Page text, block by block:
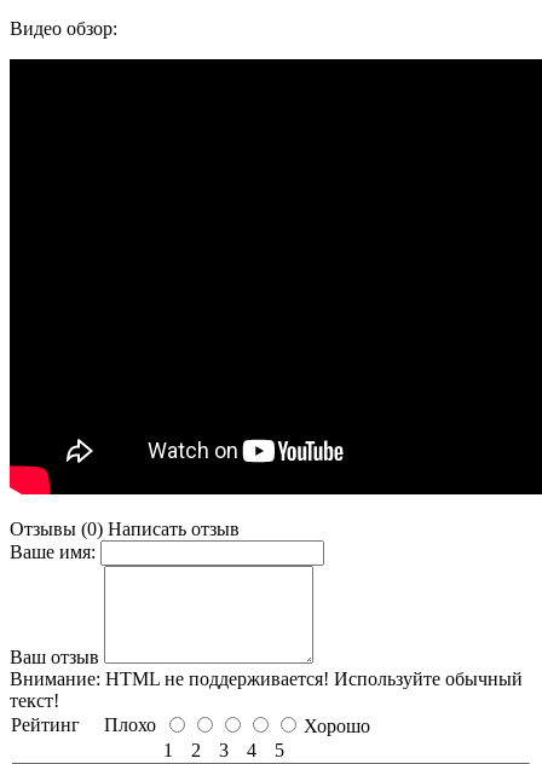
Видео обзор:
Отзывы (0) Написать отзыв
Ваше имя:
Ваш отзыв
Внимание: HTML не поддерживается! Используйте обычный
текст!
Рейтинг Плохо
Хорошо
1
2 3 4 5